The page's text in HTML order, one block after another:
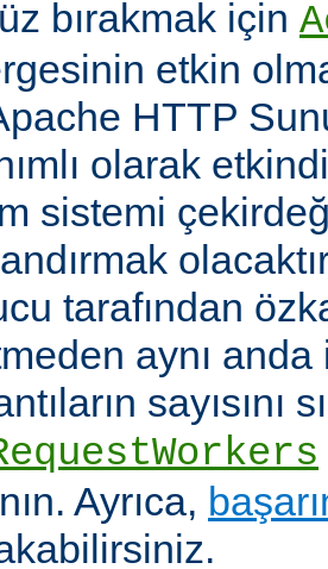
bırakmak için
etkin
HTTP
olarak
sistemi
tarafından
aynı
sayısını
Ayrıca,